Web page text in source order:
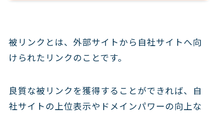
被リンクとは、外部サイトから自社サイトへ向
けられたリンクのことです。
良質な被リンクを獲得することができれば、自
社サイトの上位表示やドメインパワーの向上な